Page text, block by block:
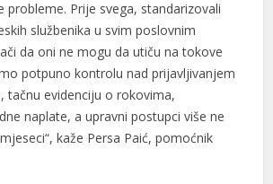
probleme. Prije svega, standarizovali
službenika u svim poslovnim
da oni ne mogu da utiču na tokove
potpuno kontrolu nad prijavljivanjem
tačnu evidenciju o rokovima,
naplate, a upravni postupci više ne
kaže Persa Paić, pomoćnik